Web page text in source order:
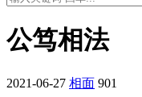
公笃相法
2021-06-27 相面 901